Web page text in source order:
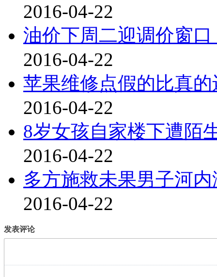
2016-04-22
油价下周二迎调价窗
2016-04-22
苹果维修点假的比真
2016-04-22
8岁女孩自家楼下遭陌
2016-04-22
多方施救未果男子河
2016-04-22
发表评论